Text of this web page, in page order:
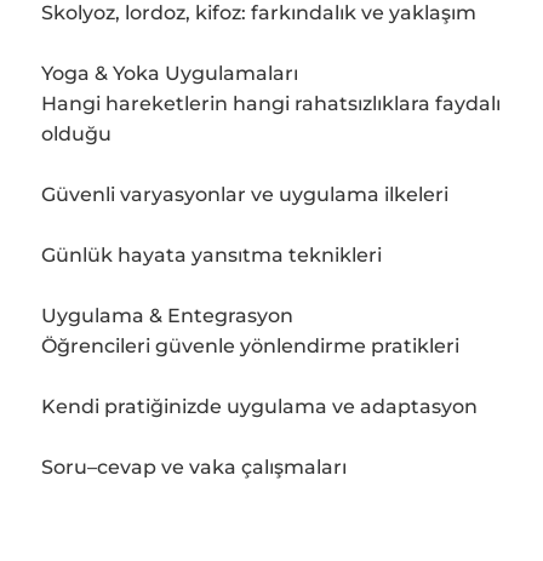
Skolyoz, lordoz, kifoz: farkındalık ve yaklaşım
Yoga & Yoka Uygulamaları
Hangi hareketlerin hangi rahatsızlıklara faydalı
olduğu
Güvenli varyasyonlar ve uygulama ilkeleri
Günlük hayata yansıtma teknikleri
Uygulama & Entegrasyon
Öğrencileri güvenle yönlendirme pratikleri
Kendi pratiğinizde uygulama ve adaptasyon
Soru–cevap ve vaka çalışmaları